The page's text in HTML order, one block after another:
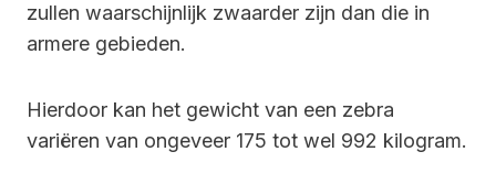
zullen waarschijnlijk zwaarder zijn dan die in
armere gebieden.
Hierdoor kan het gewicht van een zebra
variëren van ongeveer 175 tot wel 992 kilogram.